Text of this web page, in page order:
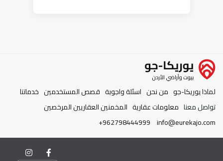
لماذا يوريكا-جو من نحن اسئلة واجوبة قصص المستخدمين خدماتنا
تواصل معنا معلومات عقارية المخمنين العقاريين المرخصين
info@eurekajo.com
+962798444999